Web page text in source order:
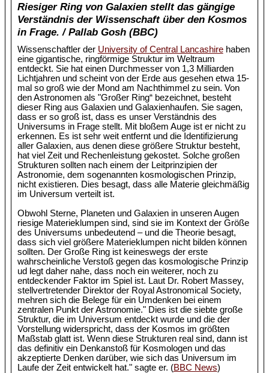
Riesiger Ring von Galaxien stellt das gängige
Verständnis der Wissenschaft über den Kosmos
in Frage. / Pallab Gosh (BBC)
Wissenschaftler der University of Central Lancashirehaben
eine gigantische, ringförmige Struktur im Weltraum
entdeckt. Sie hat einen Durchmesser von 1,3 Milliarden
Lichtjahren und scheint von der Erde aus gesehen etwa 15-
mal so groß wie der Mond am Nachthimmel zu sein. Von
den Astronomen als "Großer Ring“ bezeichnet, besteht
dieser Ring aus Galaxien und Galaxienhaufen. Sie sagen,
dass er so groß ist, dass es unser Verständnis des
Universums in Frage stellt. Mit bloßem Auge ist er nicht zu
erkennen. Es ist sehr weit entfernt und die Identifizierung
aller Galaxien, aus denen diese größere Struktur besteht,
hat viel Zeit und Rechenleistung gekostet. Solche großen
Strukturen sollten nach einem der Leitprinzipien der
Astronomie, dem sogenannten kosmologischen Prinzip,
nicht existieren. Dies besagt, dass alle Materie gleichmäßig
im Universum verteilt ist.
Obwohl Sterne, Planeten und Galaxien in unseren Augen
riesige Materieklumpen sind, sind sie im Kontext der Größe
des Universums unbedeutend – und die Theorie besagt,
dass sich viel größere Materieklumpen nicht bilden können
sollten. Der Große Ring ist keineswegs der erste
wahrscheinliche Verstoß gegen das kosmologische Prinzip
ud legt daher nahe, dass noch ein weiterer, noch zu
entdeckender Faktor im Spiel ist. Laut Dr. Robert Massey,
stellvertretender Direktor der Royal Astronomical Society,
mehren sich die Belege für ein Umdenken bei einem
zentralen Punkt der Astronomie." Dies ist die siebte große
Struktur, die im Universum entdeckt wurde und die der
Vorstellung widerspricht, dass der Kosmos im größten
Maßstab glatt ist. Wenn diese Strukturen real sind, dann ist
das definitiv ein Denkanstoß für Kosmologen und das
akzeptierte Denken darüber, wie sich das Universum im
Laufe der Zeit entwickelt hat." sagte er. (BBC News)